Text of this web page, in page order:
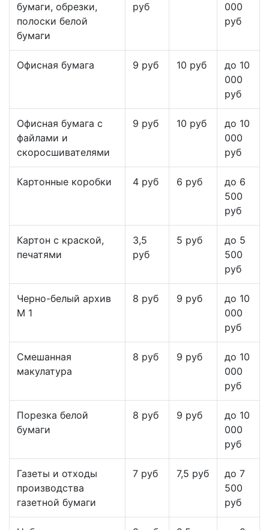
бумаги, обрезки,
полоски белой
бумаги
руб
000
руб
Офисная бумага 9 руб 10 руб
до 10
000
руб
Офисная бумага с
файлами и
скоросшивателями
9 руб 10 руб
до 10
000
руб
Картонные коробки 4 руб 6 руб
до 6
500
руб
Картон с краской,
печатями
3,5
руб
5 руб
до 5
500
руб
Черно-белый архив
М 1
8 руб 9 руб
до 10
000
руб
Смешанная
макулатура
8 руб 9 руб
до 10
000
руб
Порезка белой
бумаги
8 руб 9 руб
до 10
000
руб
Газеты и отходы
производства
газетной бумаги
7 руб 7,5 руб
до 7
500
руб